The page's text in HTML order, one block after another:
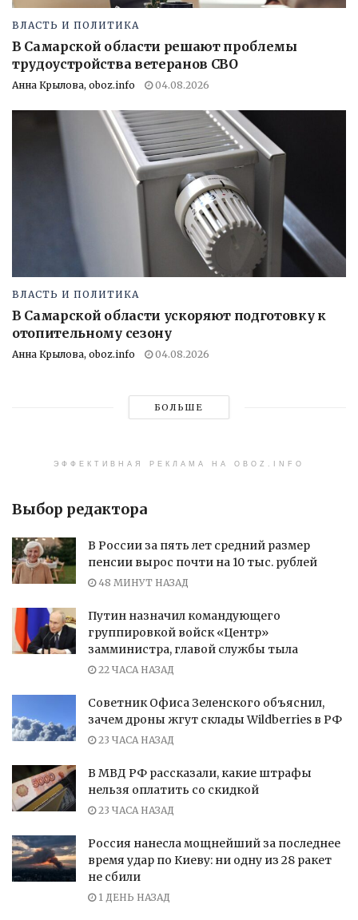
ВЛАСТЬ И ПОЛИТИКА
В Самарской области решают проблемы
трудоустройства ветеранов СВО
Анна Крылова, oboz.info 04.08.2026
ВЛАСТЬ И ПОЛИТИКА
В Самарской области ускоряют подготовку к
отопительному сезону
Анна Крылова, oboz.info 04.08.2026
БОЛЬШЕ
ЭФФЕКТИВНАЯ РЕКЛАМА НА OBOZ.INFO
Выбор редактора
В России за пять лет средний размер
пенсии вырос почти на 10 тыс. рублей
48 МИНУТ НАЗАД
Путин назначил командующего
группировкой войск «Центр»
замминистра, главой службы тыла
22 ЧАСА НАЗАД
Советник Офиса Зеленского объяснил,
зачем дроны жгут склады Wildberries в РФ
23 ЧАСА НАЗАД
В МВД РФ рассказали, какие штрафы
нельзя оплатить со скидкой
23 ЧАСА НАЗАД
Россия нанесла мощнейший за последнее
время удар по Киеву: ни одну из 28 ракет
не сбили
1 ДЕНЬ НАЗАД